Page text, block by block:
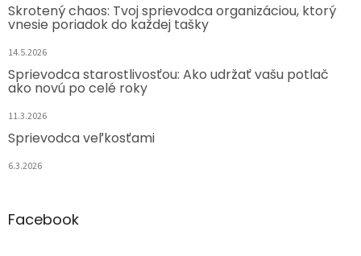
Skrotený chaos: Tvoj sprievodca organizáciou, ktorý
vnesie poriadok do každej tašky
14.5.2026
Sprievodca starostlivosťou: Ako udržať vašu potlač
ako novú po celé roky
11.3.2026
Sprievodca veľkosťami
6.3.2026
Facebook